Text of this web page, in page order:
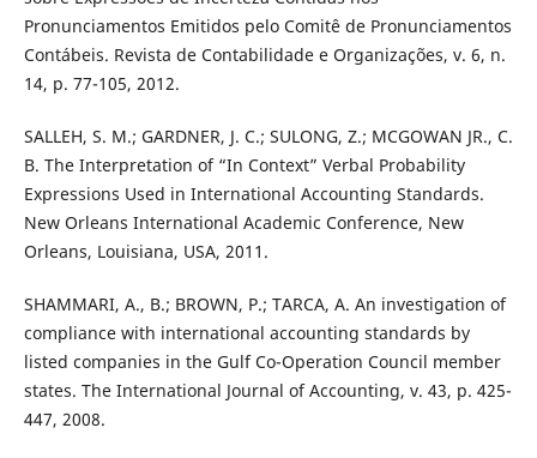
Pronunciamentos Emitidos pelo Comitê de Pronunciamentos
Contábeis. Revista de Contabilidade e Organizações, v. 6, n.
14, p. 77-105, 2012.
SALLEH, S. M.; GARDNER, J. C.; SULONG, Z.; MCGOWAN JR., C.
B. The Interpretation of “In Context” Verbal Probability
Expressions Used in International Accounting Standards.
New Orleans International Academic Conference, New
Orleans, Louisiana, USA, 2011.
SHAMMARI, A., B.; BROWN, P.; TARCA, A. An investigation of
compliance with international accounting standards by
listed companies in the Gulf Co-Operation Council member
states. The International Journal of Accounting, v. 43, p. 425-
447, 2008.